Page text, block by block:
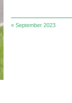
« September 2023